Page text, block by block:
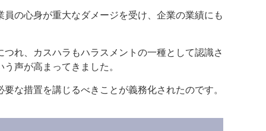
の心身が重大なダメージを受け、企業の業績にも
れ、カスハラもハラスメントの一種として認識さ
声が高まってきました。
な措置を講じるべきことが義務化されたのです。